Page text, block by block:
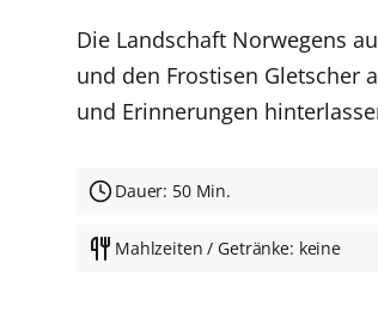
Die Landschaft Norwegens
und den Frostisen Gletscher
und Erinnerungen
Dauer: 50 Min.
Mahlzeiten / Getränke: keine